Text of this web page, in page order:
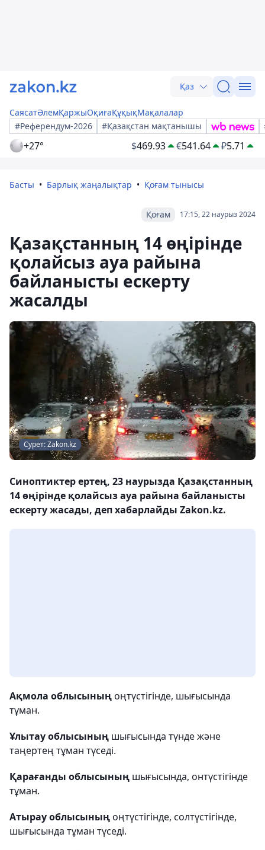
Қаз
СаясатӘлемҚаржыОқиғаҚұқықМақалалар
#Референдум-2026
#Қазақстан мақтанышы
+27° $469.93 €541.64 ₽5.71
Басты Барлық жаңалықтар Қоғам тынысы
17:15, 22 наурыз 2024
Қоғам
Қазақстанның 14 өңірінде
қолайсыз ауа райына
байланысты ескерту
жасалды
Сурет: Zakon.kz
Синоптиктер ертең, 23 наурызда Қазақстанның
14 өңірінде қолайсыз ауа райына байланысты
ескерту жасады, деп хабарлайды Zakon.kz.
Ақмола облысыныңоңтүстігінде, шығысында
тұман.
Ұлытау облысының шығысында түнде және
таңертең тұман түседі.
Қарағанды облысының шығысында, онтүстігінде
тұман.
Атырау облысыныңоңтүстігінде, солтүстігінде,
шығысында тұман түседі.